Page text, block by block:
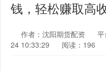
钱，轻松赚取高
作者：沈阳期货配资
24 10:33:29
阅读：196